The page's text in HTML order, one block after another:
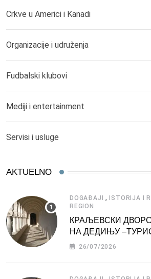
Crkve u Americi i Kanadi
Organizacije i udruženja
Fudbalski klubovi
Mediji i entertainment
Servisi i usluge
AKTUELNO
DOGAĐAJI , ISTORIJA I
REGION
КРАЉЕВСКИ
НА ДЕДИЊУ
АТРАКЦИЈА
26/07/2026